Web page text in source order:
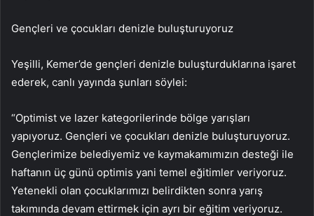
Gençleri ve çocukları denizle buluşturuyoruz
Yeşilli, Kemer’de gençleri denizle buluşturduklarına işaret
ederek, canlı yayında şunları söylei:
“Optimist ve lazer kategorilerinde bölge yarışları
yapıyoruz. Gençleri ve çocukları denizle buluşturuyoruz.
Gençlerimize belediyemiz ve kaymakamımızın desteği ile
haftanın üç günü optimis yani temel eğitimler veriyoruz.
Yetenekli olan çocuklarımızı belirdikten sonra yarış
takımında devam ettirmek için ayrı bir eğitim veriyoruz.